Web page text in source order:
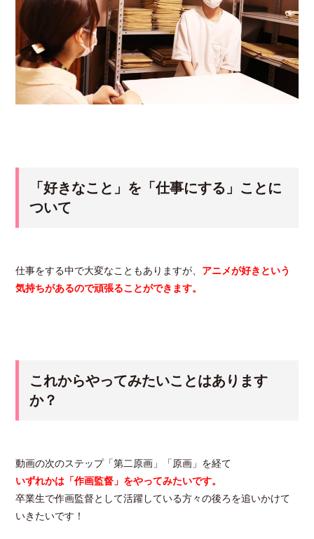
「好きなこと」を「仕事にする」ことに
ついて
仕事をする中で大変なこともありますが、 アニメが好きという
気持ちがあるので頑張ることができます。
これからやってみたいことはあります
か？
動画の次のステップ「第二原画」「原画」を経て
いずれかは「作画監督」をやってみたいです。
卒業生で作画監督として活躍している方々の後ろを追いかけて
いきたいです！